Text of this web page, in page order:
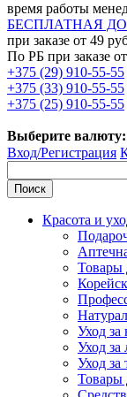
время работы
БЕСПЛАТНАЯ
при заказе от 49
По РБ при заказе
+375 (29) 910-55-55
+375 (33) 910-55-55
+375 (25) 910-55-55
Выберите валюту:
Вход/Регистрация
Поиск
Красота и
Товары
Уход за
Уход
Уход за
Товары